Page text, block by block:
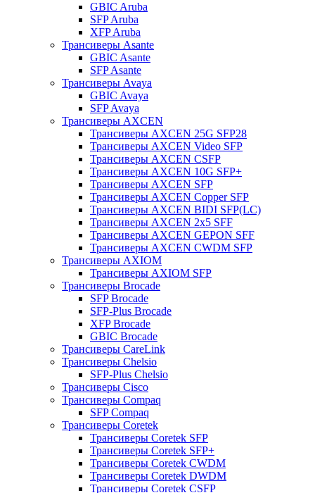
GBIC Aruba
SFP Aruba
XFP Aruba
Трансиверы Asante
GBIC Asante
SFP Asante
Трансиверы Avaya
GBIC Avaya
SFP Avaya
Трансиверы AXCEN
Трансиверы AXCEN 25G SFP28
Трансиверы AXCEN Video SFP
Трансиверы AXCEN CSFP
Трансиверы AXCEN 10G SFP+
Трансиверы AXCEN SFP
Трансиверы AXCEN Copper SFP
Трансиверы AXCEN BIDI SFP(LC)
Трансиверы AXCEN 2x5 SFF
Трансиверы AXCEN GEPON SFF
Трансиверы AXCEN CWDM SFP
Трансиверы AXIOM
Трансиверы AXIOM SFP
Трансиверы Brocade
SFP Brocade
SFP-Plus Brocade
XFP Brocade
GBIC Brocade
Трансиверы CareLink
Трансиверы Chelsio
SFP-Plus Chelsio
Трансиверы Cisco
Трансиверы Compaq
SFP Compaq
Трансиверы Coretek
Трансиверы Coretek SFP
Трансиверы Coretek SFP+
Трансиверы Coretek CWDM
Трансиверы Coretek DWDM
Трансиверы Coretek CSFP